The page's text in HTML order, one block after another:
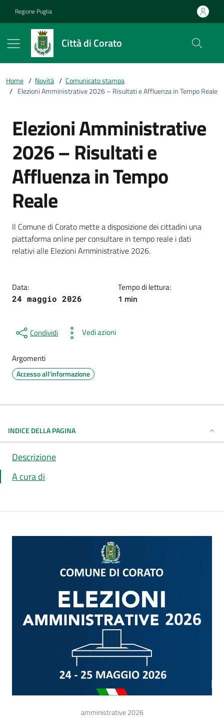
Regione Puglia
Città di Corato
Home / Novità / Comunicato stampa
/ Elezioni Amministrative 2026 – Risultati e Affluenza in Tempo Reale
Elezioni Amministrative
2026 – Risultati e
Affluenza in Tempo
Reale
Dettagli della notizia
Il Comune di Corato mette a disposizione dei cittadini una
piattaforma online per consultare in tempo reale i dati
relativi alle Elezioni Amministrative 2026.
Data:
24 maggio 2026
Tempo di lettura:
1 min
Condividi Vedi azioni
Argomenti
Accesso all'informazione
INDICE DELLA PAGINA
Descrizione
A cura di
amministrative 2026